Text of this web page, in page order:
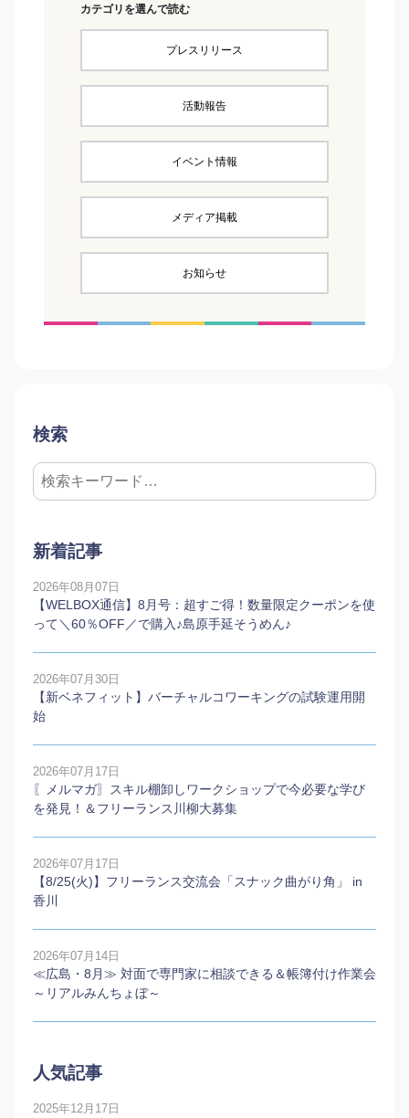
カテゴリを選んで読む
プレスリリース
活動報告
イベント情報
メディア掲載
お知らせ
検索
新着記事
2026年08月07日
【WELBOX通信】8月号：超すご得！数量限定クーポンを使
って＼60％OFF／で購入♪島原手延そうめん♪
2026年07月30日
【新ベネフィット】バーチャルコワーキングの試験運用開
始
2026年07月17日
〖メルマガ〗スキル棚卸しワークショップで今必要な学び
を発見！＆フリーランス川柳大募集
2026年07月17日
【8/25(火)】フリーランス交流会「スナック曲がり角」 in
香川
2026年07月14日
≪広島・8月≫ 対面で専門家に相談できる＆帳簿付け作業会
～リアルみんちょぼ～
人気記事
2025年12月17日